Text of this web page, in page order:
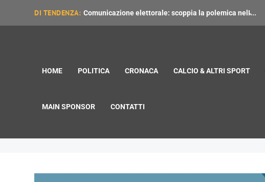
DI TENDENZA: Comunicazione elettorale: scoppia la polemica nell̵...
HOME POLITICA CRONACA CALCIO & ALTRI SPORT
MAIN SPONSOR CONTATTI